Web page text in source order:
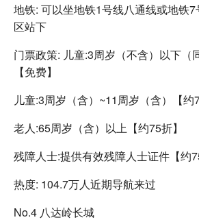
地铁: 可以坐地铁1号线八通线或地铁
区站下
门票政策: 儿童:3周岁（不含）以下（
【免费】
儿童:3周岁（含）~11周岁（含）【约
老人:65周岁（含）以上【约75折】
残障人士:提供有效残障人士证件【约
热度: 104.7万人近期导航来过
No.4 八达岭长城